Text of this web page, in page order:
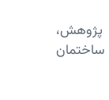
پژوهش،
ساختمان